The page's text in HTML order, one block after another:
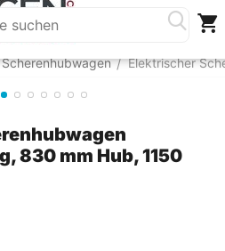
Scherenhubwagen / Elektrischer
830 mm Hub, 1150